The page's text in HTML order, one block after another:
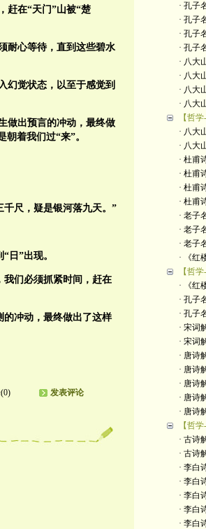
赶在“天门”山被“楚
耐心等待，直到这些碧水
幻觉状态，以至于感觉到
做出预言的冲动，最终做
着我们过“来”。
尺，疑是银河落九天。”
日”出现。
们必须抓紧时间，赶在
冲动，最终做出了这样
发表评论
· 孔子
· 孔子
· 孔子
· 孔子
· 八大
· 八大
· 八大
· 八大
【哲学
· 八大
· 八大
· 杜甫
· 杜甫
· 杜甫
· 杜甫
· 老子
· 老子
· 老子
· 《红
【哲学
· 《红
· 孔子
· 孔子
· 宋词
· 宋词
· 唐诗
· 唐诗
· 唐诗
· 唐诗
· 唐诗
【哲学
· 古诗
· 古诗
· 李白
· 李白
· 李白
· 李白
· 李白